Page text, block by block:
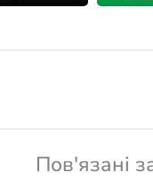
Пов'язані